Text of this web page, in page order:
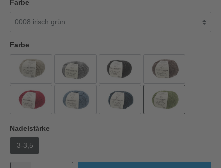
Farbe
Farbe
Nadelstärke
3-3,5